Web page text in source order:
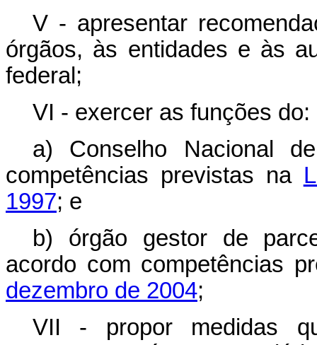
V - apresentar
órgãos, às entidades e às
federal;
VI - exercer as funções do:
a) Conselho Nacional
competências previstas na
1997; e
b) órgão gestor de
acordo com competências
dezembro de 2004;
VII - propor medidas